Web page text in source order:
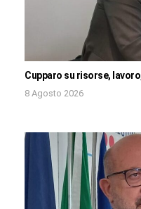
Cupparo su risorse,
8 Agosto 2026